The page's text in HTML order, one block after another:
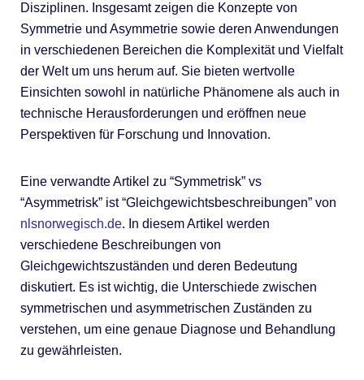
Disziplinen. Insgesamt zeigen die Konzepte von
Symmetrie und Asymmetrie sowie deren Anwendungen
in verschiedenen Bereichen die Komplexität und Vielfalt
der Welt um uns herum auf. Sie bieten wertvolle
Einsichten sowohl in natürliche Phänomene als auch in
technische Herausforderungen und eröffnen neue
Perspektiven für Forschung und Innovation.
Eine verwandte Artikel zu “Symmetrisk” vs
“Asymmetrisk” ist “Gleichgewichtsbeschreibungen” von
nlsnorwegisch.de. In diesem Artikel werden
verschiedene Beschreibungen von
Gleichgewichtszuständen und deren Bedeutung
diskutiert. Es ist wichtig, die Unterschiede zwischen
symmetrischen und asymmetrischen Zuständen zu
verstehen, um eine genaue Diagnose und Behandlung
zu gewährleisten.